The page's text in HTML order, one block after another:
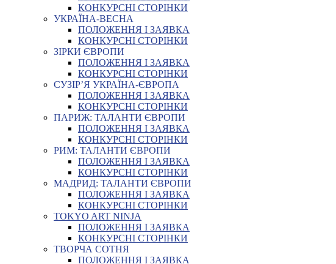
КОНКУРСНІ СТОРІНКИ
УКРАЇНА-ВЕСНА
ПОЛОЖЕННЯ І ЗАЯВКА
КОНКУРСНІ СТОРІНКИ
ЗІРКИ ЄВРОПИ
ПОЛОЖЕННЯ І ЗАЯВКА
КОНКУРСНІ СТОРІНКИ
СУЗІР’Я УКРАЇНА-ЄВРОПА
ПОЛОЖЕННЯ І ЗАЯВКА
КОНКУРСНІ СТОРІНКИ
ПАРИЖ: ТАЛАНТИ ЄВРОПИ
ПОЛОЖЕННЯ І ЗАЯВКА
КОНКУРСНІ СТОРІНКИ
РИМ: ТАЛАНТИ ЄВРОПИ
ПОЛОЖЕННЯ І ЗАЯВКА
КОНКУРСНІ СТОРІНКИ
МАДРИД: ТАЛАНТИ ЄВРОПИ
ПОЛОЖЕННЯ І ЗАЯВКА
КОНКУРСНІ СТОРІНКИ
TOKYO ART NINJA
ПОЛОЖЕННЯ І ЗАЯВКА
КОНКУРСНІ СТОРІНКИ
ТВОРЧА СОТНЯ
ПОЛОЖЕННЯ І ЗАЯВКА